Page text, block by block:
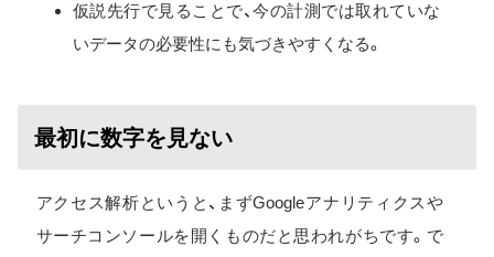
仮説先行で見ることで、今の計測では取れていな
いデータの必要性にも気づきやすくなる。
最初に数字を見ない
アクセス解析というと、まずGoogleアナリティクスや
サーチコンソールを開くものだと思われがちです。で